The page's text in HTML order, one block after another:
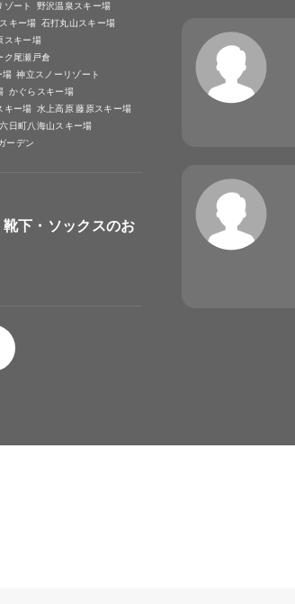
ゾート
野沢温泉スキー場
キー場 石打丸山スキー場
スキー場
ク尾瀬戸倉
場 神立スノーリゾート
かぐらスキー場
キー場 水上高原 藤原スキー場
六日町八海山スキー場
ーデン
下・ソックスのお